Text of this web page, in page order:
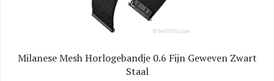
Milanese Mesh Horlogebandje 0.6 Fijn Geweven Zwart
Staal